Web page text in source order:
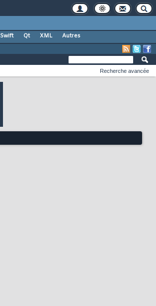
Swift Qt XML
Autres
Recherche avancée